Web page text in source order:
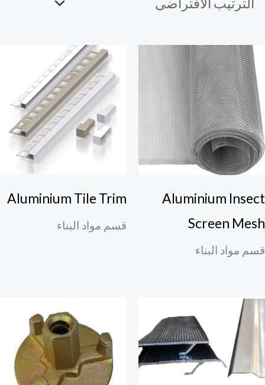
Aluminium
Screen
مواد البناء
Aluminium Tile Trim
قسم مواد البناء